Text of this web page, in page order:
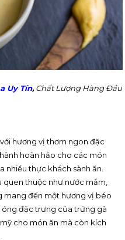
Uy Tín,Chất Lượng Hàng Đầu
hương vị thơm ngon đặc
hoàn hảo cho các món
nhiều thực khách sành ăn.
thuộc như nước mắm,
mang đến một hương vị béo
óng đặc trưng của trứng gà
cho món ăn mà còn kích